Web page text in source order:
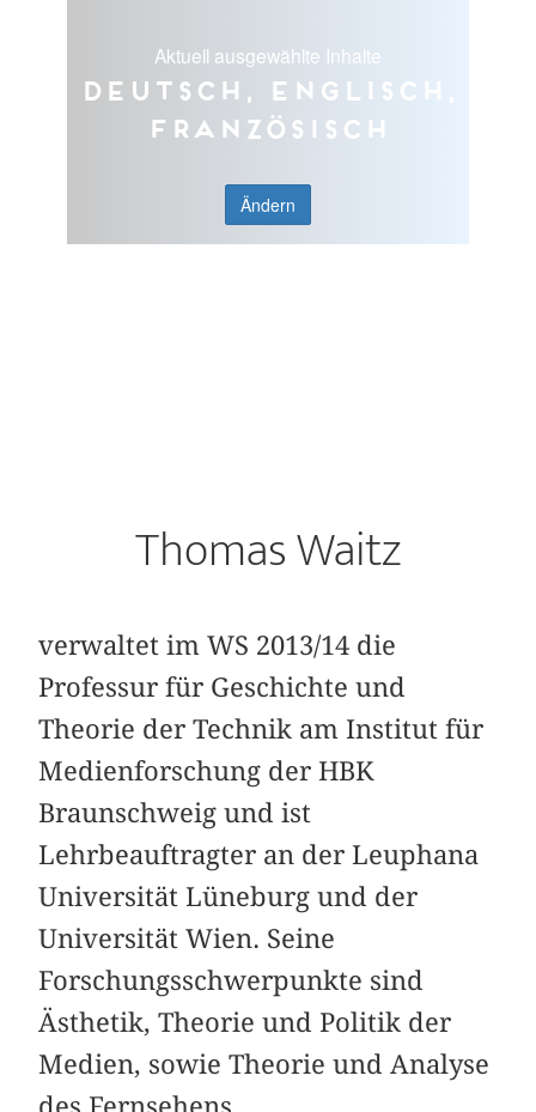
Aktuell ausgewählte Inhalte
Deutsch, Englisch,
Französisch
Ändern
Thomas Waitz
verwaltet im WS 2013/14 die
Professur für Geschichte und
Theorie der Technik am Institut für
Medienforschung der HBK
Braunschweig und ist
Lehrbeauftragter an der Leuphana
Universität Lüneburg und der
Universität Wien. Seine
Forschungsschwerpunkte sind
Ästhetik, Theorie und Politik der
Medien, sowie Theorie und Analyse
des Fernsehens.